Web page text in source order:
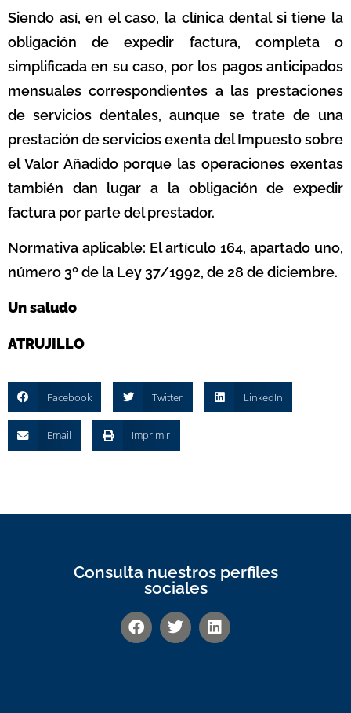
Siendo así, en el caso, la clínica dental si tiene la
obligación de expedir factura, completa o
simplificada en su caso, por los pagos anticipados
mensuales correspondientes a las prestaciones
de servicios dentales, aunque se trate de una
prestación de servicios exenta del Impuesto sobre
el Valor Añadido porque las operaciones exentas
también dan lugar a la obligación de expedir
factura por parte del prestador.
Normativa aplicable: El artículo 164, apartado uno,
número 3º de la Ley 37/1992, de 28 de diciembre.
Un saludo
ATRUJILLO
Facebook Twitter LinkedIn
Email Imprimir
Consulta nuestros perfiles
sociales